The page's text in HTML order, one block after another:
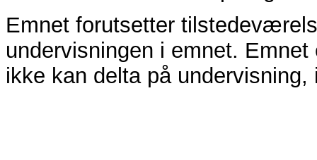
Emnet forutsetter
undervisningen i emnet.
ikke kan delta på undervisning,